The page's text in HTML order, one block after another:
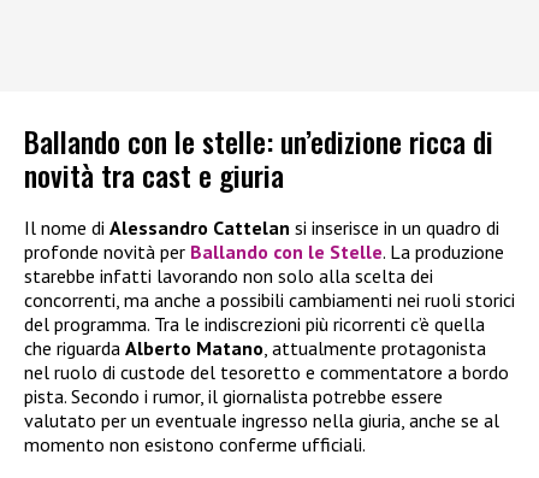
Ballando con le stelle: un’edizione ricca di
novità tra cast e giuria
Il nome di Alessandro Cattelan si inserisce in un quadro di
profonde novità per Ballando con le Stelle. La produzione
starebbe infatti lavorando non solo alla scelta dei
concorrenti, ma anche a possibili cambiamenti nei ruoli storici
del programma. Tra le indiscrezioni più ricorrenti c’è quella
che riguarda Alberto Matano , attualmente protagonista
nel ruolo di custode del tesoretto e commentatore a bordo
pista. Secondo i rumor, il giornalista potrebbe essere
valutato per un eventuale ingresso nella giuria, anche se al
momento non esistono conferme ufficiali.